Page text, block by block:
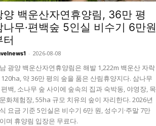
양 백운산자연휴양림, 36만 평
나무·편백숲 5인실 비수기 6만원
터
- 2026-08-08
광양 백운산자연휴양림은 해발 1,222m 백운산 자락
약 36만 평의 숲을 품은 산림휴양지다. 삼나무
백, 소나무 숲 사이에 숲속의 집과 숙박동, 야영장, 목
화체험장, 55ha 규모 치유의 숲이 자리한다. 2026년
요금 기준 5인실은 비수기 6만 원, 성수기·주말 7만
며 휴양림 입장은 무료다.